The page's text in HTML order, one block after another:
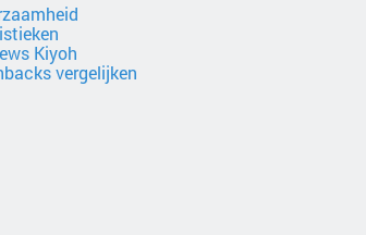
Kiyoh
vergelijken